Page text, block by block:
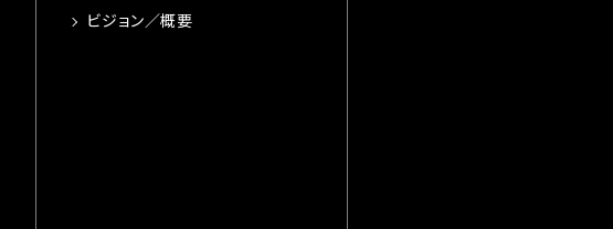
ビジョン／概要